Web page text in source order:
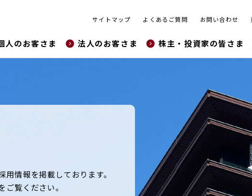
サイトマップ よくあるご質問 お問い合わせ
人のお客さま 法人のお客さま 株主・投資家の皆さま
情報を掲載しております。
覧ください。